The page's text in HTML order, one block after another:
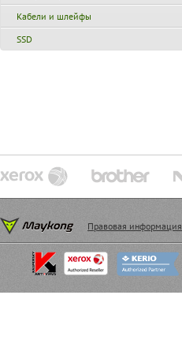
Кабели и шлейфы
SSD
Правовая информация